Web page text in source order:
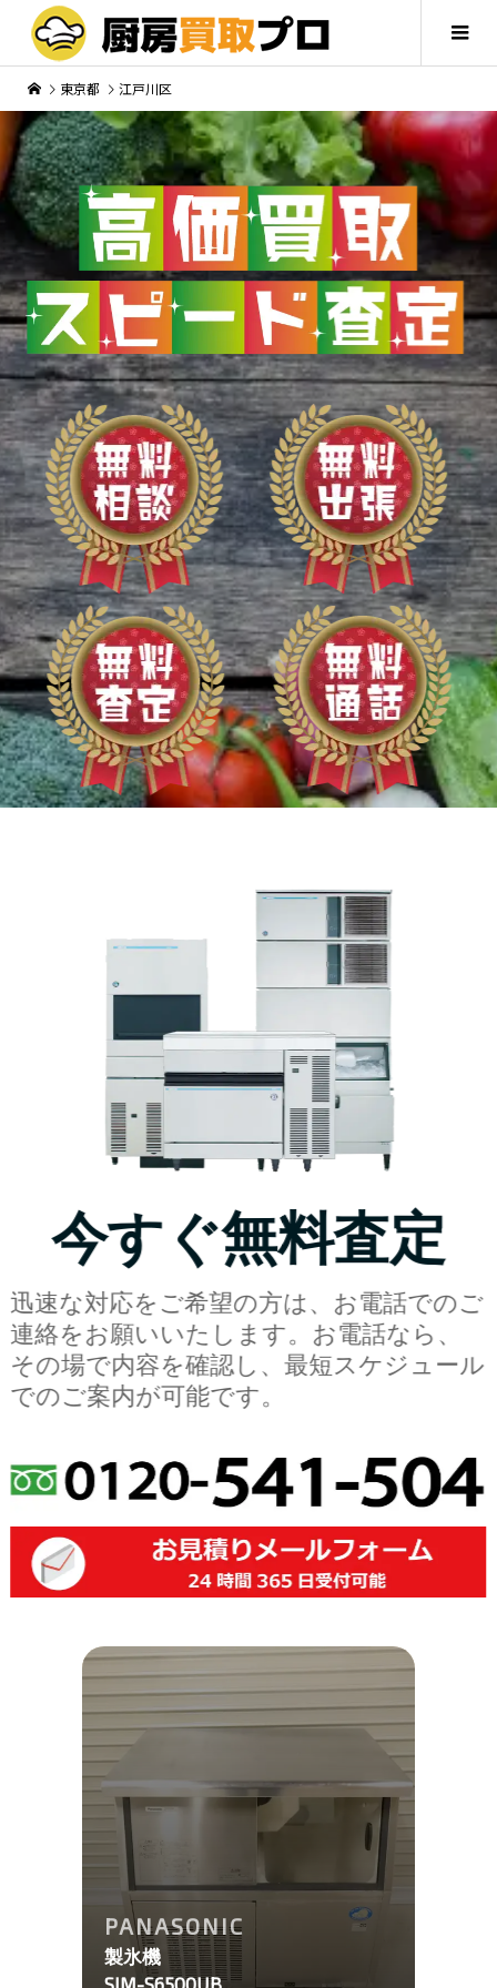
東京都 江戸川区
今すぐ無料査定
迅速な対応をご希望の方は、お電話でのご
連絡をお願いいたします。お電話なら、
その場で内容を確認し、最短スケジュール
でのご案内が可能です。
PANASONIC
製氷機
SIM-S6500UB